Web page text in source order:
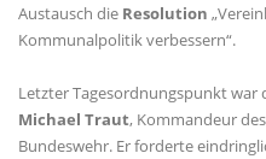
Austausch die Resolution
Kommunalpolitik verbessern“.
Letzter Tagesordnungspunkt war
Michael Traut, Kommandeur
Bundeswehr. Er forderte